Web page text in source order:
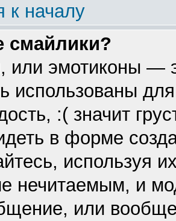
к началу
смайлики?
или эмотиконы —
использованы
:( значит
в форме
используя
нечитаемым, и
или вообще